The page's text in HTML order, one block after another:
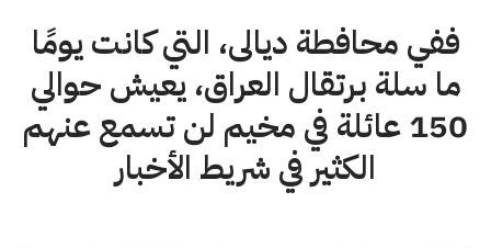
ففي محافطة ديالى، التي كانت يومًا
ما سلة برتقال العراق، يعيش حوالي
150 عائلة في مخيم لن تسمع عنهم
الكثير في شريط الأخبار